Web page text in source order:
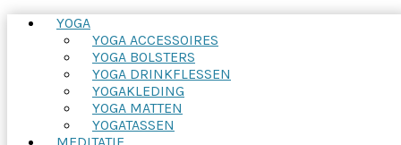
YOGA
YOGA ACCESSOIRES
YOGA BOLSTERS
YOGA DRINKFLESSEN
YOGAKLEDING
YOGA MATTEN
YOGATASSEN